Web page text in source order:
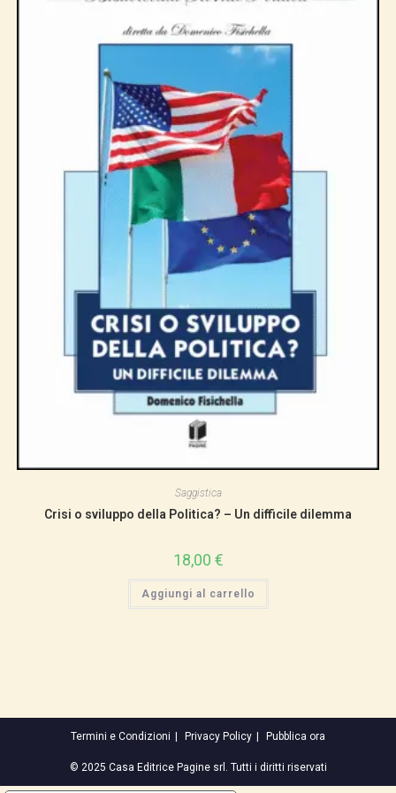
Saggistica
Crisi o sviluppo della Politica? – Un difficile dilemma
18,00 €
Aggiungi al carrello
Termini e Condizioni Privacy Policy Pubblica ora
© 2025 Casa Editrice Pagine srl. Tutti i diritti riservati